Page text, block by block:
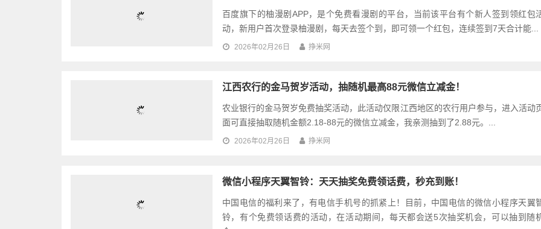
百度旗下的柚漫剧APP，是个免费看漫剧的平台，当前该平台有个新人签到领红包
动，新用户首次登录柚漫剧，每天去签个到，即可领一个红包，连续签到7天合计能...
2026年02月26日 挣米网
江西农行的金马贺岁活动，抽随机最高88元微信立减金！
农业银行的金马贺岁免费抽奖活动，此活动仅限江西地区的农行用户参与，进入活动
面可直接抽取随机金额2.18-88元的微信立减金，我亲测抽到了2.88元。...
2026年02月26日 挣米网
微信小程序天翼智铃：天天抽奖免费领话费，秒充到账！
中国电信的福利来了，有电信手机号的抓紧上！目前，中国电信的微信小程序天翼
铃，有个免费领话费的活动，在活动期间，每天都会送5次抽奖机会，可以抽到随